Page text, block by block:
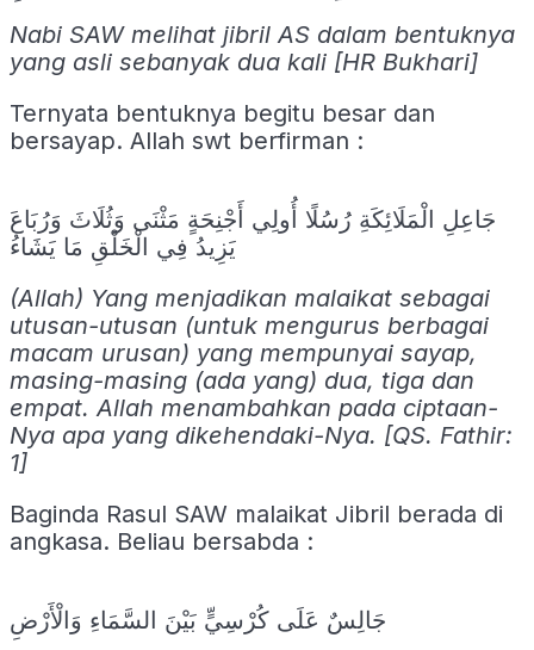
Nabi SAW melihat jibril AS dalam bentuknya
yang asli sebanyak dua kali [HR Bukhari]
Ternyata bentuknya begitu besar dan
bersayap. Allah swt berfirman :
جَاعِلِ الْمَلَائِكَةِ رُسُلًا أُولِي أَجْنِحَةٍ مَثْنَى وَثُلَاثَ وَرُبَاعَ
يَزِيدُ فِي الْخَلْقِ مَا يَشَاءُ
(Allah) Yang menjadikan malaikat sebagai
utusan-utusan (untuk mengurus berbagai
macam urusan) yang mempunyai sayap,
masing-masing (ada yang) dua, tiga dan
empat. Allah menambahkan pada ciptaan-
Nya apa yang dikehendaki-Nya. [QS. Fathir:
1]
Baginda Rasul SAW malaikat Jibril berada di
angkasa. Beliau bersabda :
جَالِسٌ عَلَى كُرْسِيٍّ بَيْنَ السَّمَاءِ وَالْأَرْضِ